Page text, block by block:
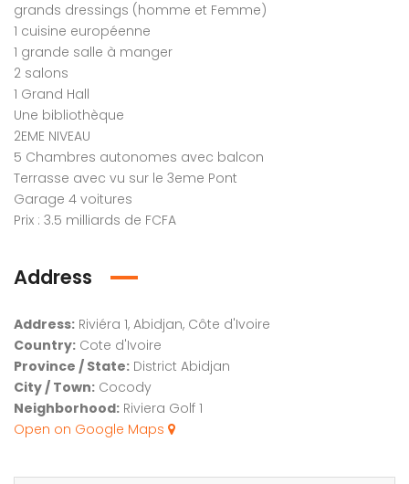
grands dressings (homme et Femme)
1 cuisine européenne
1 grande salle à manger
2 salons
1 Grand Hall
Une bibliothèque
2EME NIVEAU
5 Chambres autonomes avec balcon
Terrasse avec vu sur le 3eme Pont
Garage 4 voitures
Prix : 3.5 milliards de FCFA
Address
Address: Riviéra 1, Abidjan, Côte d'Ivoire
Country: Cote d'Ivoire
Province / State: District Abidjan
City / Town: Cocody
Neighborhood: Riviera Golf 1
Open on Google Maps